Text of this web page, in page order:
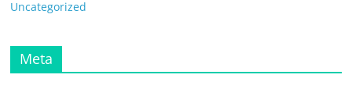
Uncategorized
Meta